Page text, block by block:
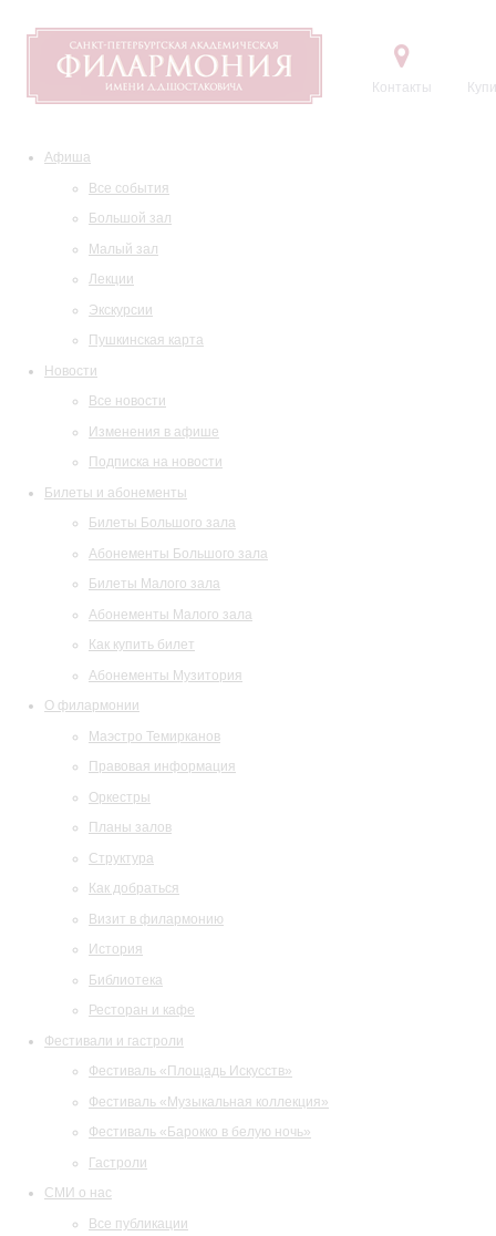
Контакты
Афиша
Все события
Большой зал
Малый зал
Лекции
Экскурсии
Пушкинская карта
Новости
Все новости
Изменения в афише
Подписка на новости
Билеты и абонементы
Билеты Большого зала
Абонементы Большого зала
Билеты Малого зала
Абонементы Малого зала
Как купить билет
Абонементы Музитория
О филармонии
Маэстро Темирканов
Правовая информация
Оркестры
Планы залов
Структура
Как добраться
Визит в филармонию
История
Библиотека
Ресторан и кафе
Фестивали и гастроли
Фестиваль «Площадь Искусств»
Фестиваль «Музыкальная коллекция»
Фестиваль «Барокко в белую ночь»
Гастроли
СМИ о нас
Все публикации